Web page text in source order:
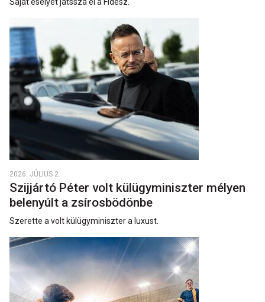
Saját esélyét játssza el a Fidesz.
2026. JÚLIUS 2.
Szijjártó Péter volt külügyminiszter mélyen
belenyúlt a zsírosbödönbe
Szerette a volt külügyminiszter a luxust.